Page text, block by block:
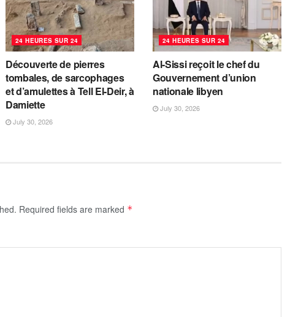
24 HEURES SUR 24
Découverte de pierres
tombales, de sarcophages
et d’amulettes à Tell El-Deir, à
Damiette
July 30, 2026
24 HEURES SUR 24
Al-Sissi reçoit le chef du
Gouvernement d’union
nationale libyen
July 30, 2026
Required fields are marked *